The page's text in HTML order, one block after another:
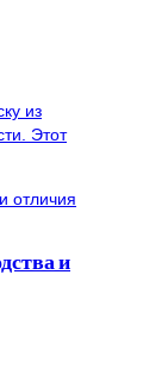
из
Этот
и